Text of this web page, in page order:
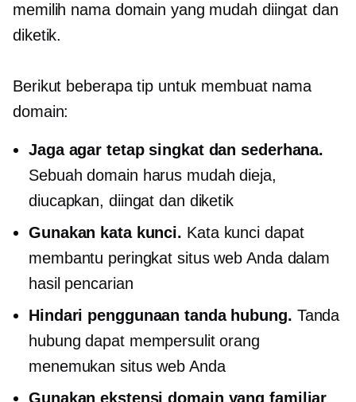
memilih nama domain yang mudah diingat dan
diketik.
Berikut beberapa tip untuk membuat nama
domain:
Jaga agar tetap singkat dan sederhana.
Sebuah domain harus mudah dieja,
diucapkan, diingat dan diketik
Gunakan kata kunci. Kata kunci dapat
membantu peringkat situs web Anda dalam
hasil pencarian
Hindari penggunaan tanda hubung. Tanda
hubung dapat mempersulit orang
menemukan situs web Anda
Gunakan ekstensi domain yang familiar